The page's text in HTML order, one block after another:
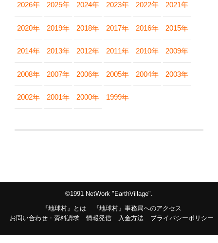
2026年 2025年 2024年 2023年 2022年 2021年
2020年 2019年 2018年 2017年 2016年 2015年
2014年 2013年 2012年 2011年 2010年 2009年
2008年 2007年 2006年 2005年 2004年 2003年
2002年 2001年 2000年 1999年
©1991 NetWork "EarthVillage".
『地球村』とは
『地球村』事務局へのアクセス
お問い合わせ・資料請求
情報発信 入金方法 プライバシーポリシー